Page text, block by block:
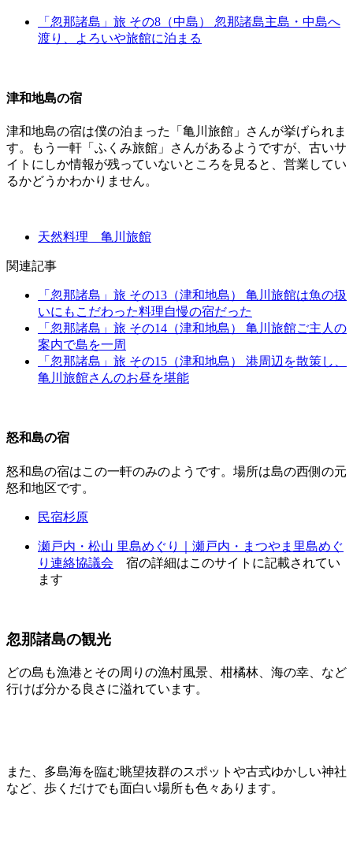
「忽那諸島」旅 その8（中島） 忽那諸島主島・中島へ
渡り、よろいや旅館に泊まる
津和地島の宿
津和地島の宿は僕の泊まった「亀川旅館」さんが挙げられま
す。もう一軒「ふくみ旅館」さんがあるようですが、古いサ
イトにしか情報が残っていないところを見ると、営業してい
るかどうかわかりません。
天然料理 亀川旅館
関連記事
「忽那諸島」旅 その13（津和地島） 亀川旅館は魚の扱
いにもこだわった料理自慢の宿だった
「忽那諸島」旅 その14（津和地島） 亀川旅館ご主人の
案内で島を一周
「忽那諸島」旅 その15（津和地島） 港周辺を散策し、
亀川旅館さんのお昼を堪能
怒和島の宿
怒和島の宿はこの一軒のみのようです。場所は島の西側の元
怒和地区です。
民宿杉原
瀬戸内・松山 里島めぐり｜瀬戸内・まつやま里島めぐ
り連絡協議会 宿の詳細はこのサイトに記載されてい
ます
忽那諸島の観光
どの島も漁港とその周りの漁村風景、柑橘林、海の幸、など
行けば分かる良さに溢れています。
また、多島海を臨む眺望抜群のスポットや古式ゆかしい神社
など、歩くだけでも面白い場所も色々あります。